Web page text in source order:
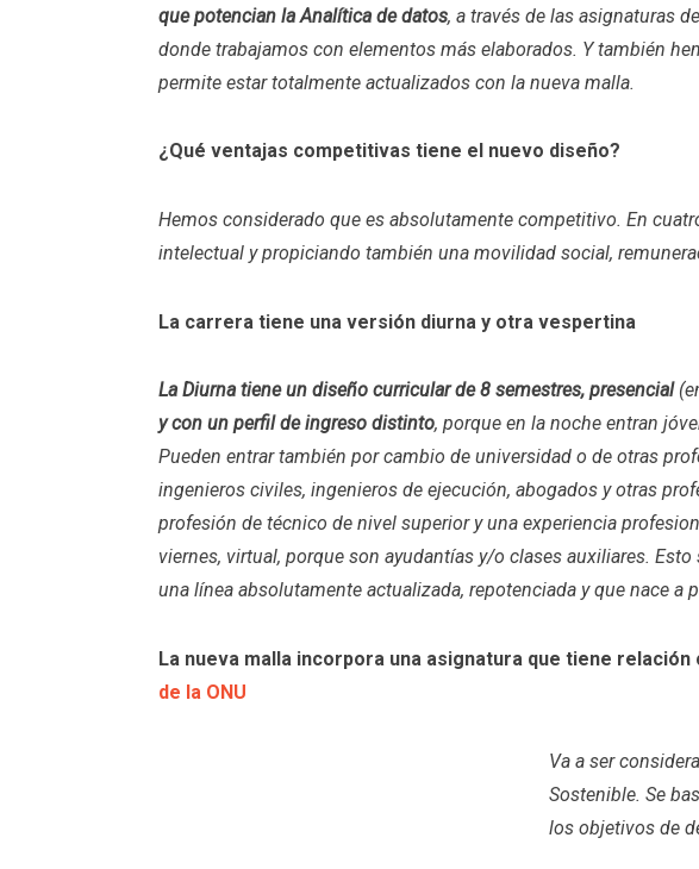
que potencian la Analítica de datos, a través de las asignaturas
donde trabajamos con elementos más elaborados. Y también
permite estar totalmente actualizados con la nueva malla.
¿Qué ventajas competitivas tiene el nuevo diseño?
Hemos considerado que es absolutamente competitivo. En
intelectual y propiciando también una movilidad social,
La carrera tiene una versión diurna y otra vespertina
La Diurna tiene un diseño curricular de 8 semestres, presencial
y con un perfil de ingreso distinto, porque en la noche entran
Pueden entrar también por cambio de universidad o de otras
ingenieros civiles, ingenieros de ejecución, abogados y otras
profesión de técnico de nivel superior y una experiencia
viernes, virtual, porque son ayudantías y/o clases auxiliares.
una línea absolutamente actualizada, repotenciada y que nace a
La nueva malla incorpora una asignatura que tiene relación
de la ONU
Va a ser
Sostenible. Se
los objetivos de